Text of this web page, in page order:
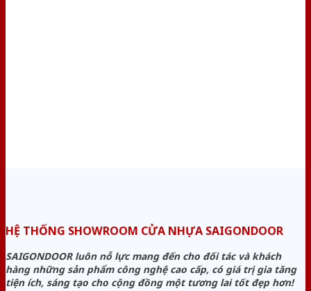
HỆ THỐNG SHOWROOM CỬA NHỰA SAIGONDOOR
SAIGONDOOR luôn nỗ lực mang đến cho đối tác và khách
hàng những sản phẩm công nghệ cao cấp, có giá trị gia tăng
tiện ích, sáng tạo cho cộng đồng một tương lai tốt đẹp hơn!